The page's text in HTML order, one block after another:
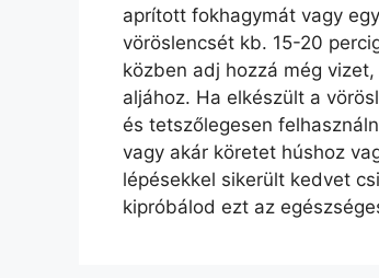
aprított fokhagymát vagy
vöröslencsét kb. 15-20
közben adj hozzá még
aljához. Ha elkészült a
és tetszőlegesen
vagy akár köretet húshoz
lépésekkel sikerült kedvet
kipróbálod ezt az